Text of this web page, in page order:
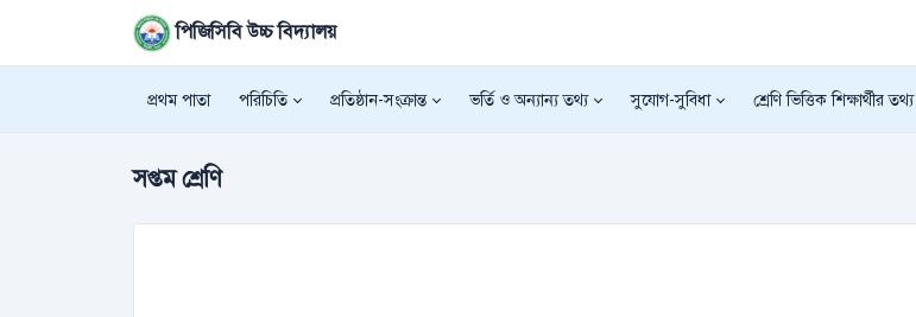
পিজিসিবি উচ্চ বিদ্যালয়
প্রথম পাতা পরিচিতি প্রতিষ্ঠান-সংক্রান্ত ভর্তি ও অন্যান্য তথ্য সুযোগ-সুবিধা শ্রেণি ভিত্তিক শিক্ষার্থীর তথ্য
সপ্তম শ্রেণি